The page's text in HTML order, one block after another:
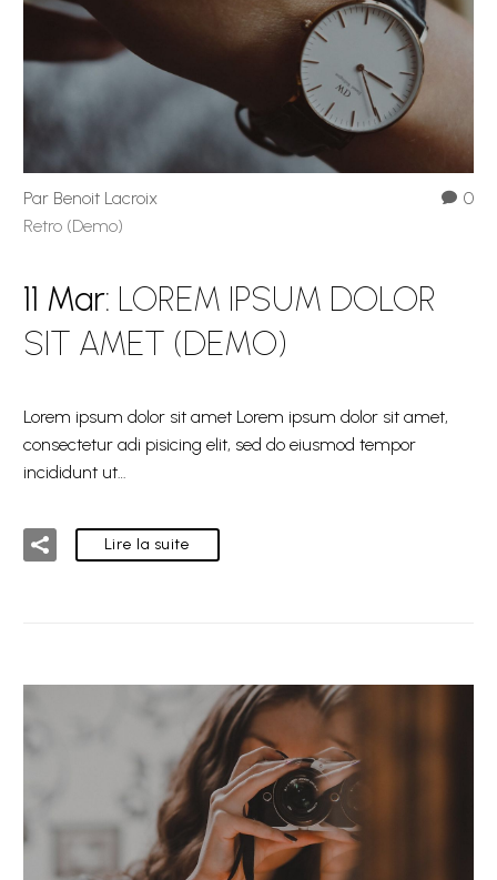
0
Par Benoit Lacroix
Retro (Demo)
11 Mar: LOREM IPSUM DOLOR
SIT AMET (DEMO)
Lorem ipsum dolor sit amet Lorem ipsum dolor sit amet,
consectetur adi pisicing elit, sed do eiusmod tempor
incididunt ut…
Lire la suite